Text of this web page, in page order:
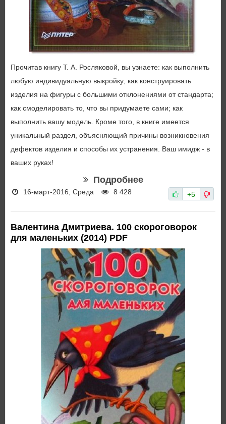
Прочитав книгу Т. А. Росляковой, вы узнаете: как выполнить
любую индивидуальную выкройку; как конструировать
изделия на фигуры с большими отклонениями от стандарта;
как смоделировать то, что вы придумаете сами; как
выполнить вашу модель. Кроме того, в книге имеется
уникальный раздел, объясняющий причины возникновения
дефектов изделия и способы их устранения. Ваш имидж - в
ваших руках!
Подробнее
16-март-2016, Среда 8 428 +5
Валентина Дмитриева. 100 скороговорок
для маленьких (2014) PDF